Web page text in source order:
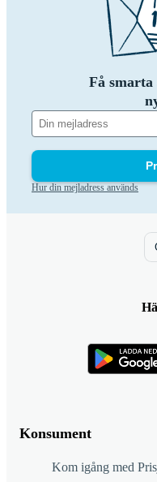
Få
Hur din mejladress används
Konsument
Kom igång med